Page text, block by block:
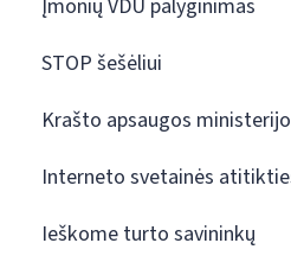
Įmonių VDU palyginimas
STOP šešėliui
Krašto apsaugos
Interneto svetainės
Ieškome turto savininkų